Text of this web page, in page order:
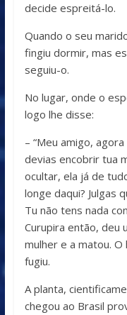
decide espreitá-lo.
Quando o seu
fingiu dormir, mas
seguiu-o.
No lugar, onde o
logo lhe disse:
– “Meu amigo,
devias encobrir tua
ocultar, ela já de
longe daqui? Julgas
Tu não tens nada
Curupira então, deu
mulher e a matou.
fugiu.
A planta,
chegou ao Brasil